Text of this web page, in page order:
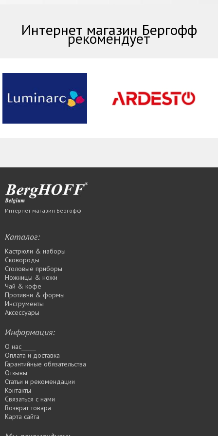
Интернет магазин Бергофф
рекомендует
Интернет магазин Бергофф
Каталог:
Кастрюли & наборы
Сковороды
Столовые приборы
Ножницы & ножи
Чай & кофе
Противни & формы
Инструменты
Аксессуары
Информация:
О нас_____
Оплата и доставка
Гарантийные обязательства
Отзывы
Статьи и рекомендации
Контакты
Связаться с нами
Возврат товара
Карта сайта